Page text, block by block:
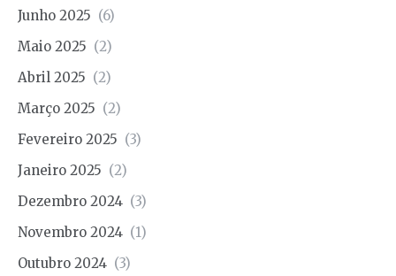
Junho 2025 (6)
Maio 2025 (2)
Abril 2025 (2)
Março 2025 (2)
Fevereiro 2025 (3)
Janeiro 2025 (2)
Dezembro 2024 (3)
Novembro 2024 (1)
Outubro 2024 (3)